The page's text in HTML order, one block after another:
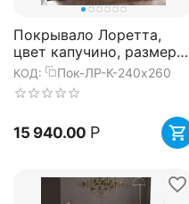
Покрывало Лоретта,
цвет капучино, размер
240х260, Sofi de Marko
КОД: Пок-ЛР-К-240х260
15 940.00 Р